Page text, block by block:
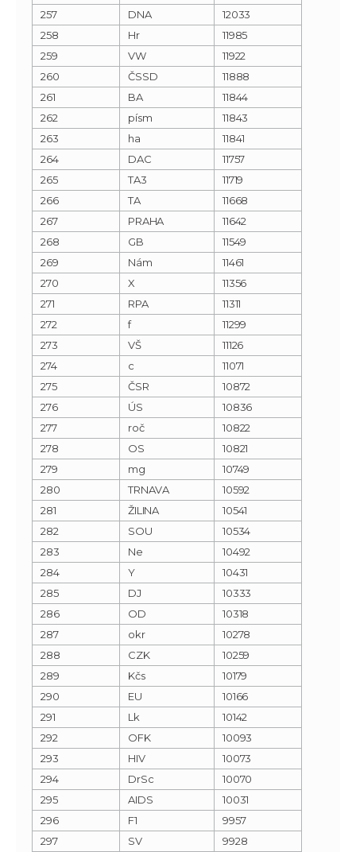
257
DNA
12033
258
Hr
11985
259
VW
11922
260
ČSSD
11888
261
BA
11844
262
písm
11843
263
ha
11841
264
DAC
11757
265
TA3
11719
266
TA
11668
267
PRAHA
11642
268
GB
11549
269
Nám
11461
270
X
11356
271
RPA
11311
272
f
11299
273
VŠ
11126
274
c
11071
275
ČSR
10872
276
ÚS
10836
277
roč
10822
278
OS
10821
279
mg
10749
280
TRNAVA
10592
281
ŽILINA
10541
282
SOU
10534
283
Ne
10492
284
Y
10431
285
DJ
10333
286
OD
10318
287
okr
10278
288
CZK
10259
289
Kčs
10179
290
EU
10166
291
Lk
10142
292
OFK
10093
293
HIV
10073
294
DrSc
10070
295
AIDS
10031
296
F1
9957
297
SV 9928